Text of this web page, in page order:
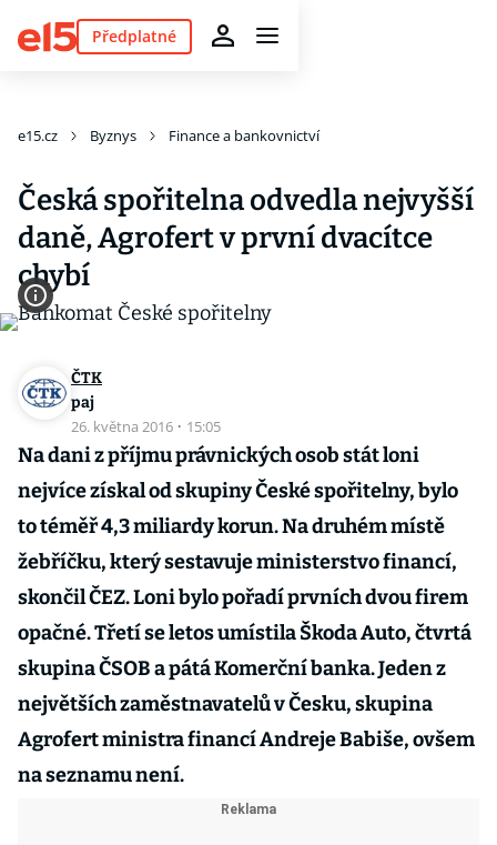
Předplatné
e15.cz Byznys Finance a bankovnictví
Česká spořitelna odvedla nejvyšší
daně, Agrofert v první dvacítce
chybí
ČTK
paj
26. května 2016 · 15:05
Na dani z příjmu právnických osob stát loni
nejvíce získal od skupiny České spořitelny, bylo
to téměř 4,3 miliardy korun. Na druhém místě
žebříčku, který sestavuje ministerstvo financí,
skončil ČEZ. Loni bylo pořadí prvních dvou firem
opačné. Třetí se letos umístila Škoda Auto, čtvrtá
skupina ČSOB a pátá Komerční banka. Jeden z
největších zaměstnavatelů v Česku, skupina
Agrofert ministra financí Andreje Babiše, ovšem
na seznamu není.